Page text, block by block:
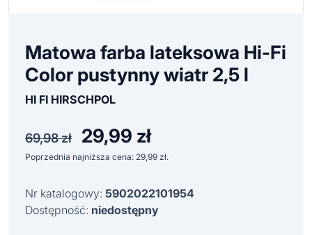
Matowa farba lateksowa Hi-Fi
Color pustynny wiatr 2,5 l
HI FI HIRSCHPOL
69,98zł
Pierwotna
cena
wynosiła:
29,99 złAktualna
Poprzednia najniższa cena: 29,99 zł.
Nr katalogowy: 5902022101954
Dostępność: niedostępny